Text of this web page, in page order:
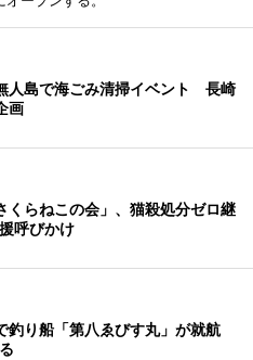
人島で海ごみ清掃イベント 長崎
画
くらねこの会」、猫殺処分ゼロ継
呼びかけ
釣り船「第八ゑびす丸」が就航